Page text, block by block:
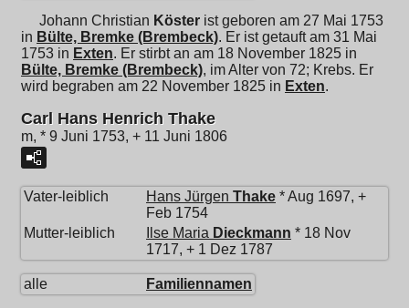
Johann Christian Köster ist geboren am 27 Mai 1753
in Bülte, Bremke (Brembeck). Er ist getauft am 31 Mai
1753 in Exten. Er stirbt an am 18 November 1825 in
Bülte, Bremke (Brembeck), im Alter von 72; Krebs. Er
wird begraben am 22 November 1825 in Exten.
Carl Hans Henrich Thake
m, * 9 Juni 1753, + 11 Juni 1806
Vater-leiblich Hans Jürgen Thake * Aug 1697, +
Feb 1754
Mutter-leiblich
Ilse Maria Dieckmann * 18 Nov
1717, + 1 Dez 1787
alle Familiennamen